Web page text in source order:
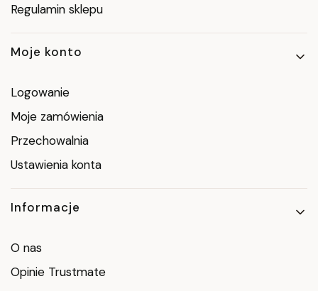
Regulamin sklepu
Moje konto
Logowanie
Moje zamówienia
Przechowalnia
Ustawienia konta
Informacje
O nas
Opinie Trustmate